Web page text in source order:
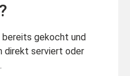
bereits gekocht und
direkt serviert oder